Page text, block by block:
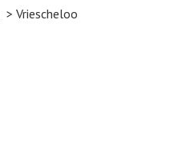
Vriescheloo